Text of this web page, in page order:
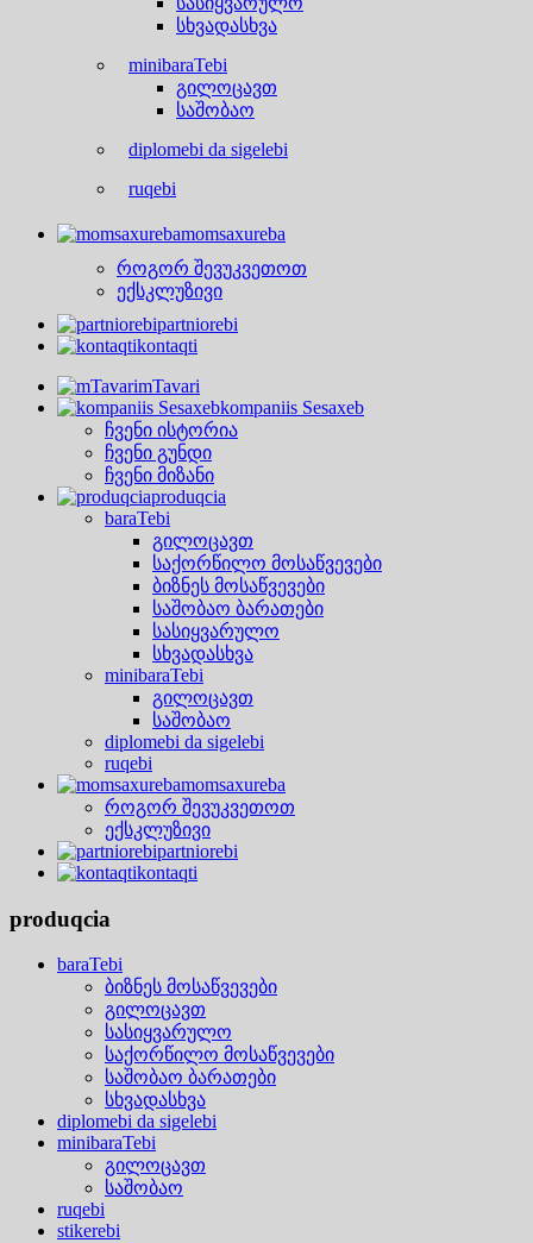
სხვადასხვა
minibaraTebi
გილოცავთ
საშობაო
diplomebi da sigelebi
ruqebi
momsaxureba
როგორ შევუკვეთოთ
ექსკლუზივი
partniorebi
kontaqti
mTavari
kompaniis Sesaxeb
ჩვენი ისტორია
ჩვენი გუნდი
ჩვენი მიზანი
produqcia
baraTebi
გილოცავთ
საქორწილო მოსაწვევები
ბიზნეს მოსაწვევები
საშობაო ბარათები
სასიყვარულო
სხვადასხვა
minibaraTebi
გილოცავთ
საშობაო
diplomebi da sigelebi
ruqebi
momsaxureba
როგორ შევუკვეთოთ
ექსკლუზივი
partniorebi
kontaqti
produqcia
baraTebi
ბიზნეს მოსაწვევები
გილოცავთ
სასიყვარულო
საქორწილო მოსაწვევები
საშობაო ბარათები
სხვადასხვა
diplomebi da sigelebi
minibaraTebi
გილოცავთ
საშობაო
ruqebi
stikerebi